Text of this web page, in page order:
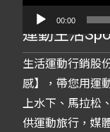
00:00
運動生活
生活運動行銷股
感】，帶您用運
上水下、馬拉松
供運動旅行，媒